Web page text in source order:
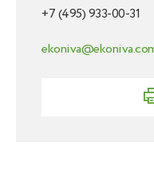
+7 (495) 933-00-31